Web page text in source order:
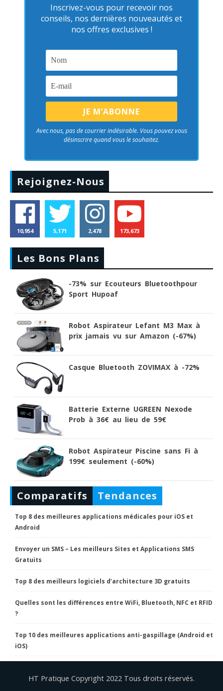
Inscrivez-vous pour recevoir nos
conseils, nos dernières nouveautés et
nos offres exclusives !
Avec nous, pas de courrier indésirable. Vous pouvez vous
désinscrire quand vous le souhaitez.
Rejoignez-Nous
10,954 5,171 2,478 173,673
Les Bons Plans
-73% sur Ecouteurs Bluetoothpour
Sport Hupoaf
Robot Aspirateur Lefant M3 Max à
prix jamais vu sur Amazon (-67%)
Casque Bluetooth ZOVIMAX à -72%
Batterie Externe UGREEN Nexode
Prob à 36€ au lieu de 59€
Robot Aspirateur Piscine sans Fi à
199€ seulement (-60%)
Comparatifs Tendances
Top 8 des meilleures applications médicales pour iOS et
Android
Envoyer un SMS – Les meilleurs Sites et Applications SMS
Gratuits
Top 8 des meilleurs logiciels d’architecture 3D gratuits
Quelles sont les différences entre WiFi, Bluetooth, NFC et RFID
?
Top 10 des meilleures applications anti-gaspillage (Android et
iOS)
HT Pratique Copyright 2022 Tous droits réservés.